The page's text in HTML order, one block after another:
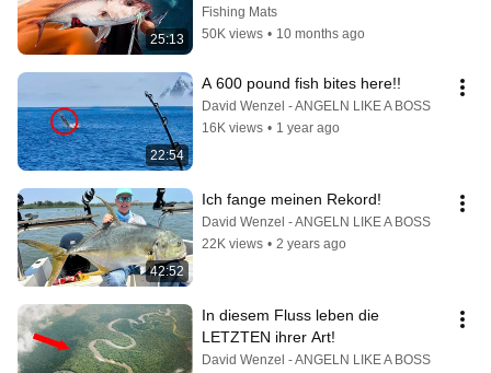
25:13
Fishing Mats
50K views • 10 months ago
22:54
A 600 pound fish bites here!!
David Wenzel - ANGELN LIKE A BOSS
16K views • 1 year ago
42:52
Ich fange meinen Rekord!
David Wenzel - ANGELN LIKE A BOSS
22K views • 2 years ago
In diesem Fluss leben die
LETZTEN ihrer Art!
David Wenzel - ANGELN LIKE A BOSS